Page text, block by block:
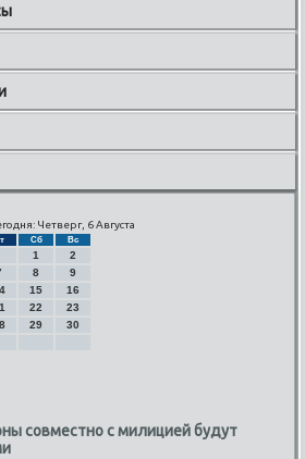
Четверг, 6 Августа
Сб Вс
1
2
8
9
15
16
22
23
29
30
совместно с милицией будут